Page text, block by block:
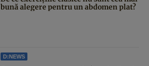
bună alegere pentru un abdomen plat?
D:NEWS